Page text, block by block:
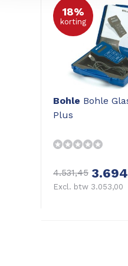
18%
korting
Bohle Bohle
Plus
4.531,45
Excl. btw 3.053,00